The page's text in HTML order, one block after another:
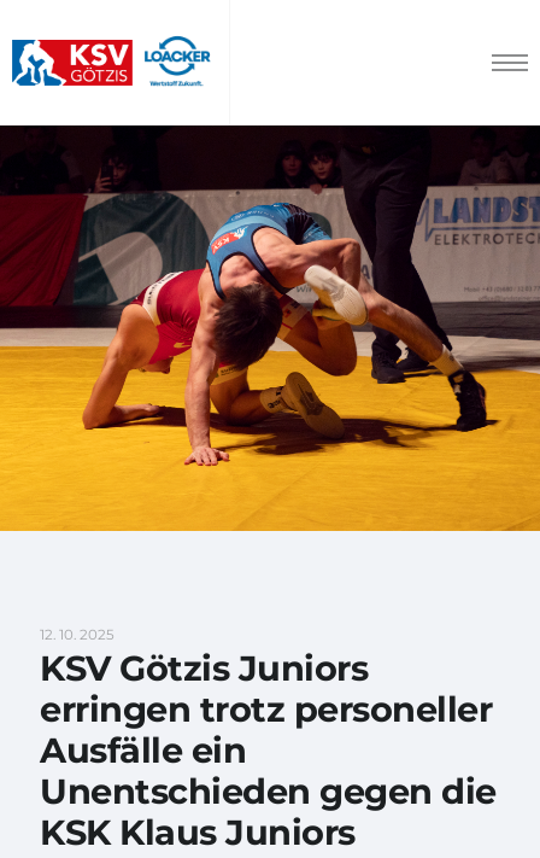
12. 10. 2025
KSV Götzis Juniors
erringen trotz personeller
Ausfälle ein
Unentschieden gegen die
KSK Klaus Juniors